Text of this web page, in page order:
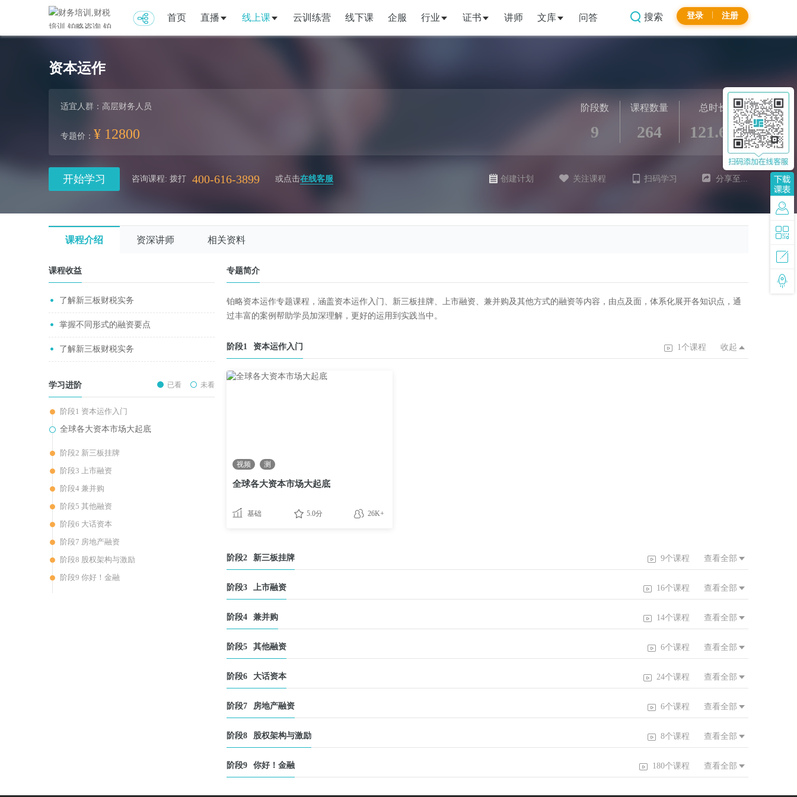
首页 直播 线上课 云训练营 线下课 企服 行业 证书 讲师 文库 问答 搜索 登录 注册
资本运作
适宜人群： 高层财务人员
专题价： ¥ 12800
总时长
121.6h
课程数量
264
阶段数
9
开始学习 咨询课程: 拨打 400-616-3899 或点击在线客服 分享至...
扫码学习
关注课程
创建计划
课程介绍 资深讲师 相关资料
课程收益
了解新三板财税实务
掌握不同形式的融资要点
了解新三板财税实务
学习进阶 已看 未看
阶段1 资本运作入门
全球各大资本市场大起底
阶段2 新三板挂牌
阶段3 上市融资
阶段4 兼并购
阶段5 其他融资
阶段6 大话资本
阶段7 房地产融资
阶段8 股权架构与激励
阶段9 你好！金融
专题简介
铂略资本运作专题课程，涵盖资本运作入门、新三板挂牌、上市融资、兼并购及其他方式的融资等内容，由点及面，体系化展开各知识点，通
过丰富的案例帮助学员加深理解，更好的运用到实践当中。
阶段1 资本运作入门 1个课程 收起
全球各大资本市场大起底
视频 测
基础 5.0分 26K+
阶段2 新三板挂牌 9个课程 查看全部
阶段3 上市融资 16个课程 查看全部
阶段4 兼并购 14个课程 查看全部
阶段5 其他融资 6个课程 查看全部
阶段6 大话资本 24个课程 查看全部
阶段7 房地产融资 6个课程 查看全部
阶段8 股权架构与激励 8个课程 查看全部
阶段9 你好！金融 180个课程 查看全部